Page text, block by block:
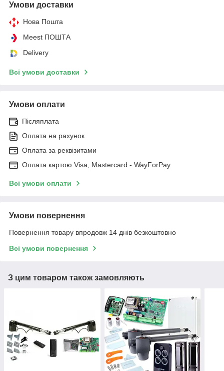
Умови доставки
Нова Пошта
Meest ПОШТА
Delivery
Всі умови доставки
Умови оплати
Післяплата
Оплата на рахунок
Оплата за реквізитами
Оплата картою Visa, Mastercard - WayForPay
Всі умови оплати
Умови повернення
Повернення товару впродовж 14 днів безкоштовно
Всі умови повернення
З цим товаром також замовляють